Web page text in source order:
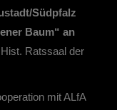
Südpfalz
Baum“ an
Ratssaal der
mit ALfA